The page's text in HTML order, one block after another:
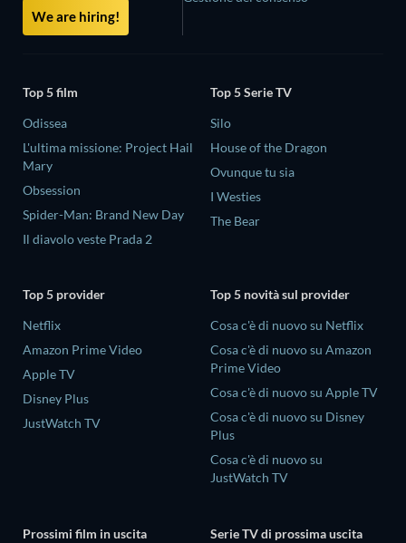
We are hiring!
Top 5 film
Odissea
L'ultima missione: Project Hail
Mary
Obsession
Spider-Man: Brand New Day
Il diavolo veste Prada 2
Top 5 Serie TV
Silo
House of the Dragon
Ovunque tu sia
I Westies
The Bear
Top 5 provider
Netflix
Amazon Prime Video
Apple TV
Disney Plus
JustWatch TV
Top 5 novità sul provider
Cosa c'è di nuovo su Netflix
Cosa c'è di nuovo su Amazon
Prime Video
Cosa c'è di nuovo su Apple TV
Cosa c'è di nuovo su Disney
Plus
Cosa c'è di nuovo su
JustWatch TV
Prossimi film in uscita Serie TV di prossima uscita